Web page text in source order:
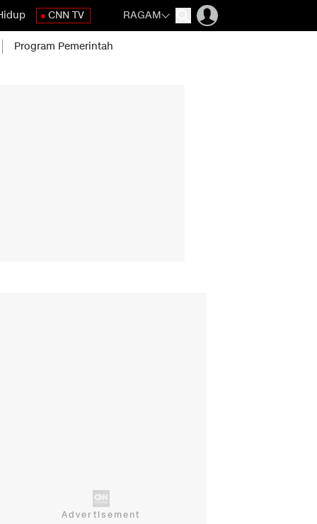
CNN TV RAGAM
Program Pemerintah